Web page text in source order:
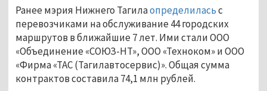
Ранее мэрия Нижнего Тагилаопределиласьс
перевозчиками на обслуживание 44 городских
маршрутов в ближайшие 7 лет. Ими стали ООО
«Объединение «СОЮЗ-НТ», ООО «Техноком» и ООО
«Фирма «ТАС (Тагилавтосервис)». Общая сумма
контрактов составила 74,1 млн рублей.